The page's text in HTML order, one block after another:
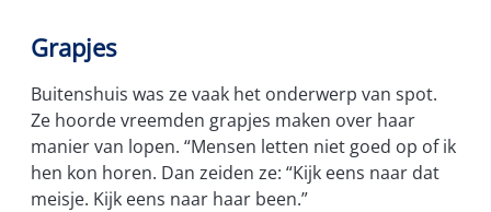
Grapjes
Buitenshuis was ze vaak het onderwerp van spot.
Ze hoorde vreemden grapjes maken over haar
manier van lopen. “Mensen letten niet goed op of ik
hen kon horen. Dan zeiden ze: “Kijk eens naar dat
meisje. Kijk eens naar haar been.”